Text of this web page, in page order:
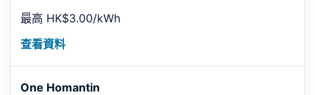
最高 HK$3.00/kWh
查看資料
One Homantin